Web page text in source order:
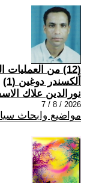
(12) من
ألكسندر دوغين (1)
نورالدين علاك
2026 / 8 / 7
مواضيع وابحاث